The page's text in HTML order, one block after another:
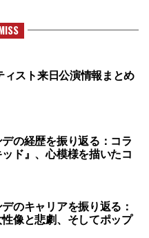
ィスト来日公演情報まとめ
の経歴を振り返る：コラ
ド』、心模様を描いたコ
のキャリアを振り返る：
像と悲劇、そしてポップ